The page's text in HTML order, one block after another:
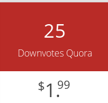
25
Downvotes Quora
$1.99